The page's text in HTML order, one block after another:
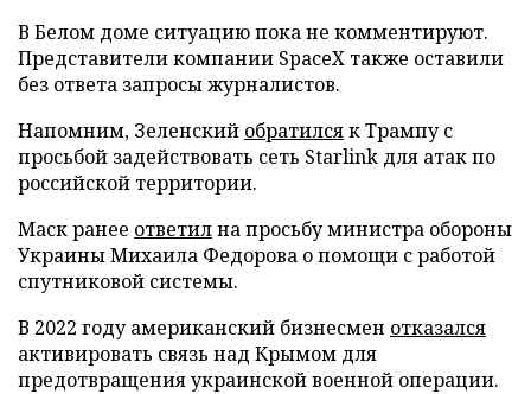
В Белом доме ситуацию пока не комментируют.
Представители компании SpaceX также оставили
без ответа запросы журналистов.
Напомним, Зеленский обратилсяк Трампу с
просьбой задействовать сеть Starlink для атак по
российской территории.
Маск ранее ответилна просьбу министра обороны
Украины Михаила Федорова о помощи с работой
спутниковой системы.
В 2022 году американский бизнесмен отказался
активировать связь над Крымом для
предотвращения украинской военной операции.